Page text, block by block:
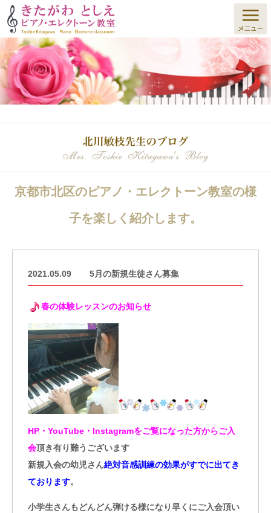
京都市北区のピアノ・エレクトーン教室の様
子を楽しく紹介します。
2021.05.09 5月の新規生徒さん募集
春の体験レッスンのお知らせ
HP・YouTube・Instagramをご覧になった方からご入
会頂き有り難うございます
新規入会の幼児さん絶対音感訓練の効果がすでに出てき
ております。
小学生さんもどんどん弾ける様になり早くにご入会頂い